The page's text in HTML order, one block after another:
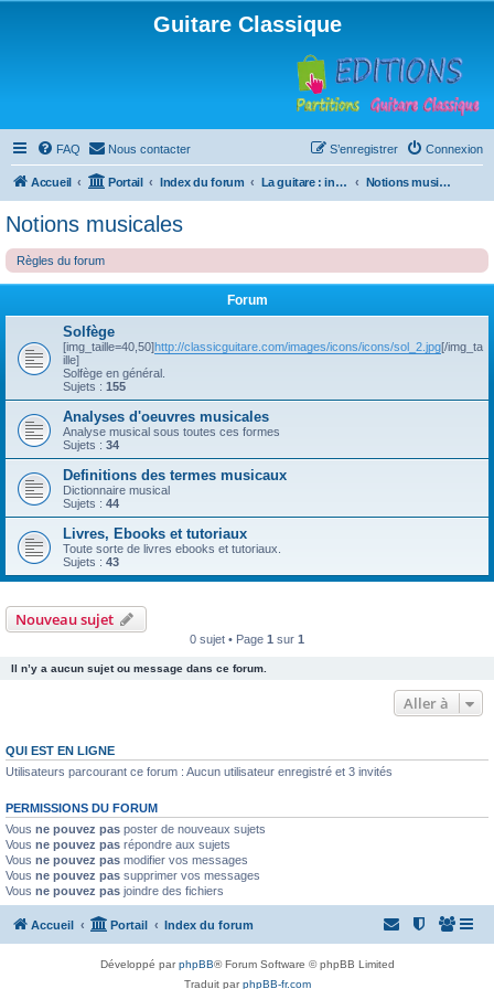
Guitare Classique
FAQ Nous contacter Connexion
S’enregistrer
Accueil Portail Index du forum La guitare : instrument, cours et théorie Notions musicales
Notions musicales
Règles du forum
Forum
Solfège
[img_taille=40,50]http://classicguitare.com/images/icons/icons/sol_2.jpg[/img_ta
ille]
Solfège en général.
Sujets : 155
Analyses d'oeuvres musicales
Analyse musical sous toutes ces formes
Sujets : 34
Definitions des termes musicaux
Dictionnaire musical
Sujets : 44
Livres, Ebooks et tutoriaux
Toute sorte de livres ebooks et tutoriaux.
Sujets : 43
Nouveau sujet
0 sujet • Page 1 sur 1
Il n’y a aucun sujet ou message dans ce forum.
Aller à
QUI EST EN LIGNE
Utilisateurs parcourant ce forum : Aucun utilisateur enregistré et 3 invités
PERMISSIONS DU FORUM
Vous ne pouvez pas poster de nouveaux sujets
Vous ne pouvez pas répondre aux sujets
Vous ne pouvez pas modifier vos messages
Vous ne pouvez pas supprimer vos messages
Vous ne pouvez pas joindre des fichiers
Accueil Portail Index du forum
Développé parphpBB® Forum Software © phpBB Limited
Traduit parphpBB-fr.com